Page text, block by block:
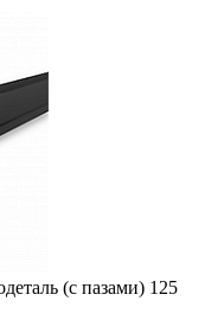
(с пазами) 125